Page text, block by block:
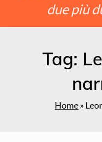
due più
Tag:
Home»